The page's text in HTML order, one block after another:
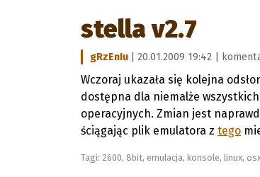
stella v2.7
gRzEnIu | 20.01.2009 19:42 |
Wczoraj ukazała się kolejna
dostępna dla niemalże
operacyjnych. Zmian jest
ściągając plik emulatora z tego
Tagi: 2600, 8bit, emulacja, konsole, linux,